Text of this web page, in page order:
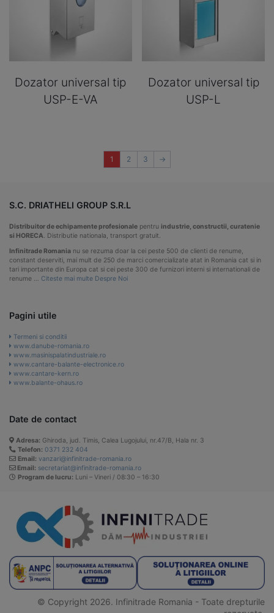
Dozator universal tip
USP-E-VA
Dozator universal tip
USP-L
1 2 3 →
S.C. DRIATHELI GROUP S.R.L
Distribuitor de echipamente profesionale pentru industrie, constructii, curatenie
si HORECA. Distributie nationala, transport gratuit.
Infinitrade Romania nu se rezuma doar la cei peste 500 de clienti de renume,
constant deserviti, mai mult de 250 de marci comercializate atat in Romania cat si in
tari importante din Europa cat si cei peste 300 de furnizori interni si internationali de
renume … Citeste mai multe Despre Noi
Pagini utile
Termeni si conditii
www.danube-romania.ro
www.masinispalatindustriale.ro
www.cantare-balante-electronice.ro
www.cantare-kern.ro
www.balante-ohaus.ro
Date de contact
Adresa: Ghiroda, jud. Timis, Calea Lugojului, nr.47/B, Hala nr. 3
Telefon: 0371 232 404
Email: vanzari@infinitrade-romania.ro
Email: secretariat@infinitrade-romania.ro
Program de lucru: Luni – Vineri / 08:30 – 16:30
© Copyright 2026. Infinitrade Romania - Toate drepturile